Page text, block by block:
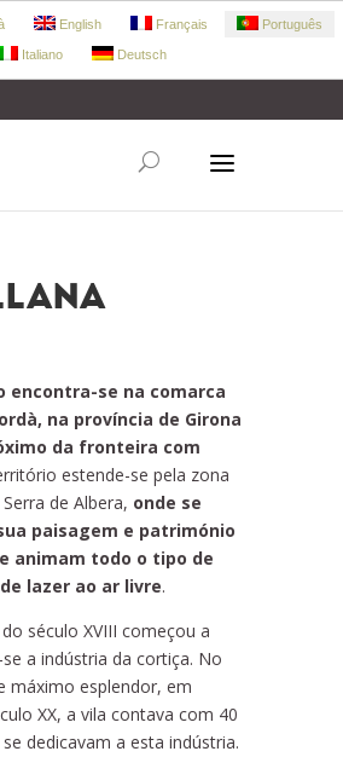
encontra-se na comarca
na província de Girona
da fronteira com
estende-se pela zona
de Albera, onde se
paisagem e património
animam todo o tipo de
lazer ao ar livre.
século XVIII começou a
a indústria da cortiça. No
máximo esplendor, em
XX, a vila contava com 40
dedicavam a esta indústria.
English Français Português
Italiano Deutsch